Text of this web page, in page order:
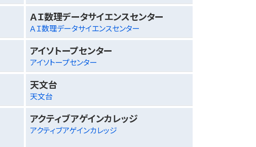
ＡＩ数理データサイエンスセンター
ＡＩ数理データサイエンスセンター
アイソトープセンター
アイソトープセンター
天文台
天文台
アクティブアゲインカレッジ
アクティブアゲインカレッジ